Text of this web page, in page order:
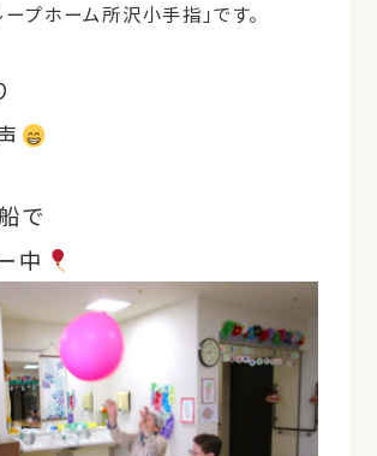
ープホーム所沢小手指」です。
で
中